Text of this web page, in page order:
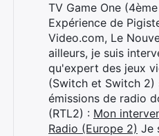
TV Game One
Expérience de
Video.com, Le
ailleurs, je suis
qu'expert des jeux
(Switch et Switch 2)
émissions de radio
(RTL2) : Mon
Radio (Europe 2) Je